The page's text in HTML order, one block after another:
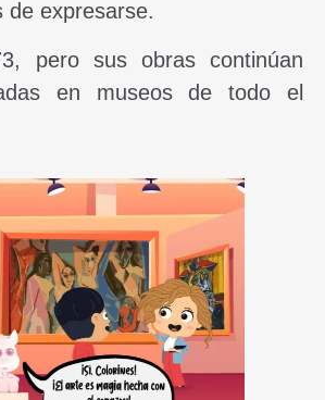
de expresarse.
pero sus obras continúan
en museos de todo el